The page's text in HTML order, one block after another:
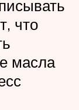
что
масла